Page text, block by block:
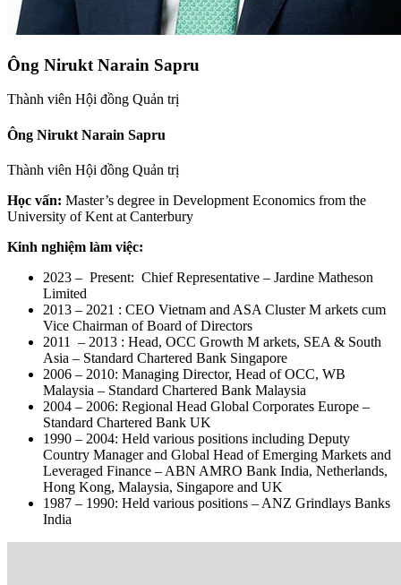
Ông Nirukt Narain Sapru
Thành viên Hội đồng Quản trị
Ông Nirukt Narain Sapru
Thành viên Hội đồng Quản trị
Học vấn: Master’s degree in Development Economics from the
University of Kent at Canterbury
Kinh nghiệm làm việc:
2023 – Present: Chief Representative – Jardine Matheson
Limited
2013 – 2021 : CEO Vietnam and ASA Cluster M arkets cum
Vice Chairman of Board of Directors
2011 – 2013 : Head, OCC Growth M arkets, SEA & South
Asia – Standard Chartered Bank Singapore
2006 – 2010: Managing Director, Head of OCC, WB
Malaysia – Standard Chartered Bank Malaysia
2004 – 2006: Regional Head Global Corporates Europe –
Standard Chartered Bank UK
1990 – 2004: Held various positions including Deputy
Country Manager and Global Head of Emerging Markets and
Leveraged Finance – ABN AMRO Bank India, Netherlands,
Hong Kong, Malaysia, Singapore and UK
1987 – 1990: Held various positions – ANZ Grindlays Banks
India